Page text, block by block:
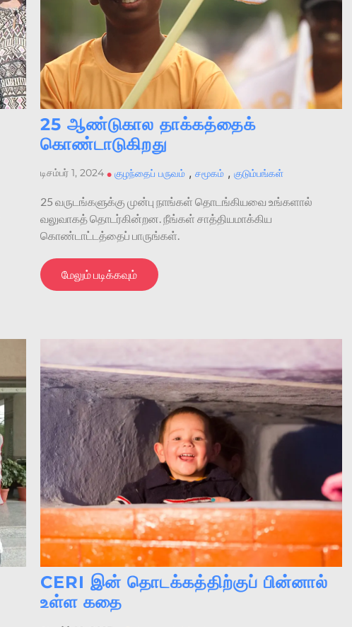
25 ஆண்டுகால தாக்கத்தைக்
கொண்டாடுகிறது
டிசம்பர் 1, 2024 •குழந்தைப் பருவம் , சமூகம் , குடும்பங்கள்
25 வருடங்களுக்கு முன்பு நாங்கள் தொடங்கியவை உங்களால்
வலுவாகத் தொடர்கின்றன. நீங்கள் சாத்தியமாக்கிய
கொண்டாட்டத்தைப் பாருங்கள்.
மேலும் படிக்கவும்
CERI இன் தொடக்கத்திற்குப் பின்னால்
உள்ள கதை